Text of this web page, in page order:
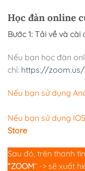
Học đàn online
Bước 1: Tải về và cài
Nếu bạn học đàn
chỉ: https://
Nếu bạn sử dụng
Nếu bạn sử dụng
Store
Sau đó, trên thanh
“ZOOM” -> sẽ xuất